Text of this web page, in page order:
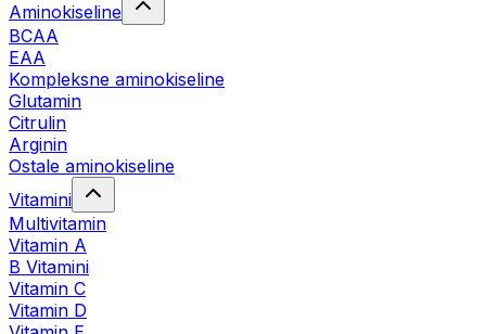
Aminokiseline
BCAA
ЕАА
Kompleksne aminokiseline
Glutamin
Citrulin
Arginin
Ostale aminokiseline
Vitamini
Multivitamin
Vitamin A
B Vitamini
Vitamin C
Vitamin D